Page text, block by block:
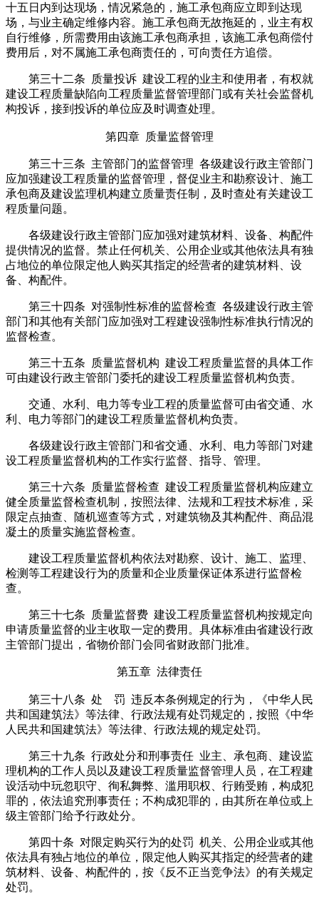
十五日内到达现场，情况紧急的，施工承包商应立即到达现
场，与业主确定维修内容。施工承包商无故拖延的，业主有权
自行维修，所需费用由该施工承包商承担，该施工承包商偿付
费用后，对不属施工承包商责任的，可向责任方追偿。
第三十二条 质量投诉 建设工程的业主和使用者，有权就
建设工程质量缺陷向工程质量监督管理部门或有关社会监督机
构投诉，接到投诉的单位应及时调查处理。
第四章 质量监督管理
第三十三条 主管部门的监督管理 各级建设行政主管部门
应加强建设工程质量的监督管理，督促业主和勘察设计、施工
承包商及建设监理机构建立质量责任制，及时查处有关建设工
程质量问题。
各级建设行政主管部门应加强对建筑材料、设备、构配件
提供情况的监督。禁止任何机关、公用企业或其他依法具有独
占地位的单位限定他人购买其指定的经营者的建筑材料、设
备、构配件。
第三十四条 对强制性标准的监督检查 各级建设行政主管
部门和其他有关部门应加强对工程建设强制性标准执行情况的
监督检查。
第三十五条 质量监督机构 建设工程质量监督的具体工作
可由建设行政主管部门委托的建设工程质量监督机构负责。
交通、水利、电力等专业工程的质量监督可由省交通、水
利、电力等部门的建设工程质量监督机构负责。
各级建设行政主管部门和省交通、水利、电力等部门对建
设工程质量监督机构的工作实行监督、指导、管理。
第三十六条 质量监督检查 建设工程质量监督机构应建立
健全质量监督检查机制，按照法律、法规和工程技术标准，采
限定点抽查、随机巡查等方式，对建筑物及其构配件、商品混
凝土的质量实施监督检查。
建设工程质量监督机构依法对勘察、设计、施工、监理、
检测等工程建设行为的质量和企业质量保证体系进行监督检
查。
第三十七条 质量监督费 建设工程质量监督机构按规定向
申请质量监督的业主收取一定的费用。具体标准由省建设行政
主管部门提出，省物价部门会同省财政部门批准。
第五章 法律责任
第三十八条 处 罚 违反本条例规定的行为，《中华人民
共和国建筑法》等法律、行政法规有处罚规定的，按照《中华
人民共和国建筑法》等法律、行政法规的规定处罚。
第三十九条 行政处分和刑事责任 业主、承包商、建设监
理机构的工作人员以及建设工程质量监督管理人员，在工程建
设活动中玩忽职守、徇私舞弊、滥用职权、行贿受贿，构成犯
罪的，依法追究刑事责任；不构成犯罪的，由其所在单位或上
级主管部门给予行政处分。
第四十条 对限定购买行为的处罚 机关、公用企业或其他
依法具有独占地位的单位，限定他人购买其指定的经营者的建
筑材料、设备、构配件的，按《反不正当竞争法》的有关规定
处罚。